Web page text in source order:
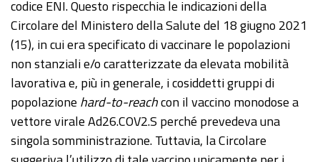
codice ENI. Questo rispecchia le indicazioni della
Circolare del Ministero della Salute del 18 giugno 2021
(15), in cui era specificato di vaccinare le popolazioni
non stanziali e/o caratterizzate da elevata mobilità
lavorativa e, più in generale, i cosiddetti gruppi di
popolazione hard-to-reachcon il vaccino monodose a
vettore virale Ad26.COV2.S perché prevedeva una
singola somministrazione. Tuttavia, la Circolare